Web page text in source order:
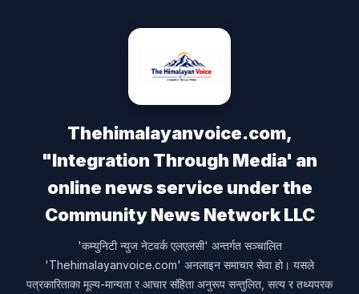
Thehimalayanvoice.com,
"Integration Through Media' an
online news service under the
Community News Network LLC
'कम्युनिटी न्युज नेटवर्क एलएलसी' अन्तर्गत सञ्चालित
'Thehimalayanvoice.com' अनलाइन समाचार सेवा हो। यसले
पत्रकारिताका मूल्य-मान्यता र आचार संहिता अनुरूप सन्तुलित, सत्य र तथ्यपरक